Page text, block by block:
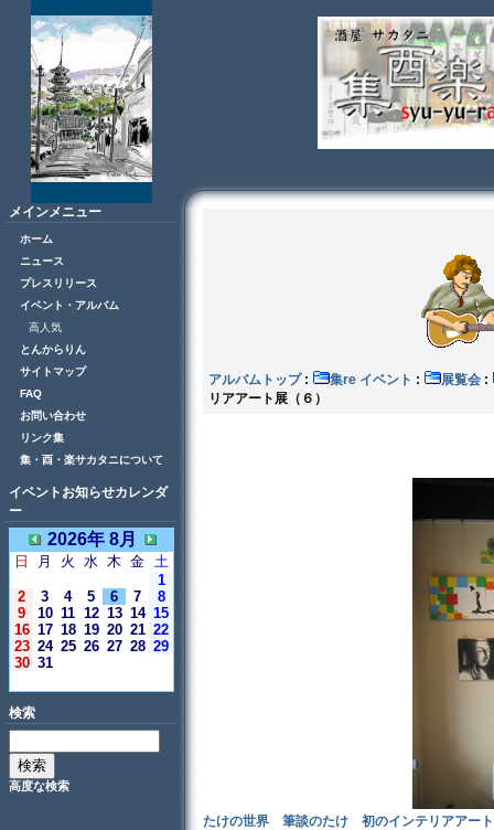
メインメニュー
ホーム
ニュース
プレスリリース
イベント・アルバム
高人気
とんからりん
サイトマップ
FAQ
お問い合わせ
リンク集
集・酉・楽サカタニについて
イベントお知らせカレンダ
ー
2026年 8月
日 月 火 水 木 金 土
1
2
3 4 5 6 7
8
9
10 11 12 13 14 15
16 17 18 19 20 21 22
23 24 25 26 27 28 29
30 31
検索
高度な検索
アルバムトップ: 集re イベント : 展覧会 :
リアアート展（６）
たけの世界 筆談のたけ 初のインテリアアー